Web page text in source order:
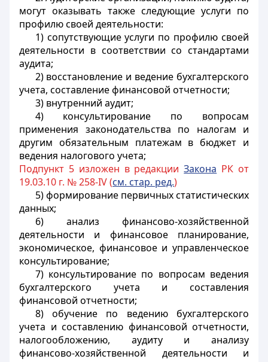
могут оказывать также следующие услуги по
профилю своей деятельности:
1) сопутствующие услуги по профилю своей
деятельности в соответствии со стандартами
аудита;
2) восстановление и ведение бухгалтерского
учета, составление финансовой отчетности;
3) внутренний аудит;
4) консультирование по вопросам
применения законодательства по налогам и
другим обязательным платежам в бюджет и
ведения налогового учета;
Подпункт 5 изложен в редакцииЗакона РК от
19.03.10 г. № 258-IV (см. стар. ред.)
5) формирование первичных статистических
данных;
6) анализ финансово-хозяйственной
деятельности и финансовое планирование,
экономическое, финансовое и управленческое
консультирование;
7) консультирование по вопросам ведения
бухгалтерского учета и составления
финансовой отчетности;
8) обучение по ведению бухгалтерского
учета и составлению финансовой отчетности,
налогообложению, аудиту и анализу
финансово-хозяйственной деятельности и